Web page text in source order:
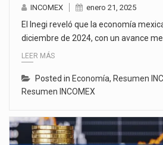
INCOMEX enero 21, 2025
El Inegi reveló que la economía
diciembre de 2024, con un avance
LEER MÁS
Posted in Economía, Resumen
Resumen INCOMEX